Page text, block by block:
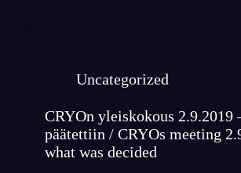
Uncategorized
CRYOn yleiskokous 2.9.2019
päätettiin / CRYOs meeting
what was decided